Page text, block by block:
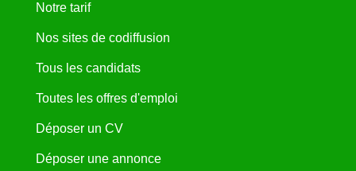
Notre tarif
Nos sites de codiffusion
Tous les candidats
Toutes les offres d'emploi
Déposer un CV
Déposer une annonce